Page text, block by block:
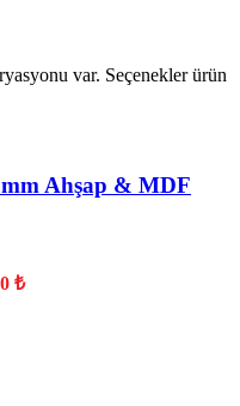
var. Seçenekler ürün
mm Ahşap & MDF
₺